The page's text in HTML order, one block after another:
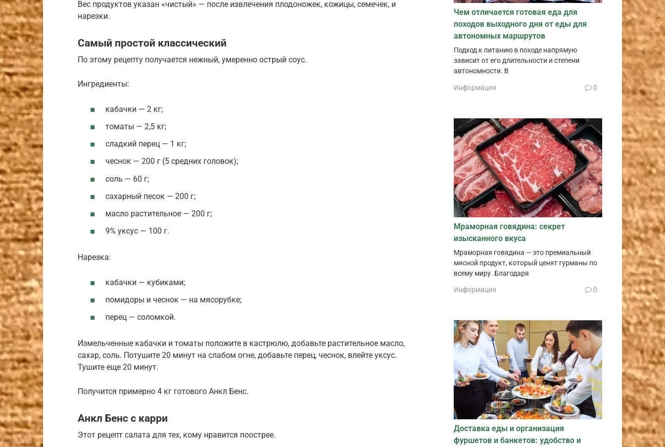
Вес продуктов указан «чистый» — после извлечения плодоножек, кожицы, семечек, и
нарезки.
Самый простой классический
По этому рецепту получается нежный, умеренно острый соус.
Ингредиенты:
кабачки — 2 кг;
томаты — 2,5 кг;
сладкий перец — 1 кг;
чеснок — 200 г (5 средних головок);
соль — 60 г;
сахарный песок — 200 г;
масло растительное — 200 г;
9% уксус — 100 г.
Нарезка:
кабачки — кубиками;
помидоры и чеснок — на мясорубке;
перец — соломкой.
Измельченные кабачки и томаты положите в кастрюлю, добавьте растительное масло,
сахар, соль. Потушите 20 минут на слабом огне, добавьте перец, чеснок, влейте уксус.
Тушите еще 20 минут.
Получится примерно 4 кг готового Анкл Бенс.
Анкл Бенс с карри
Этот рецепт салата для тех, кому нравится поострее.
Чем отличается готовая еда для
походов выходного дня от еды для
автономных маршрутов
Подход к питанию в походе напрямую
зависит от его длительности и степени
автономности. В
Информация 0
Мраморная говядина: секрет
изысканного вкуса
Мраморная говядина — это премиальный
мясной продукт, который ценят гурманы по
всему миру. Благодаря
Информация 0
Доставка еды и организация
фуршетов и банкетов: удобство и